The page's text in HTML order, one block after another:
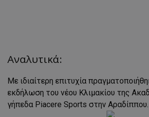
Aναλυτικά:
Με ιδιαίτερη επιτυχία
εκδήλωση του νέου Κλιμακίου της
γήπεδα Piacere Sports στην Αραδίππου.